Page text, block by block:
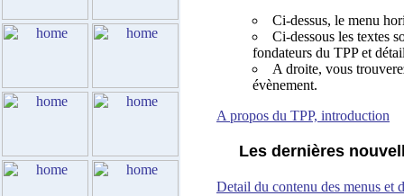
Ci-dessus, le menu
Ci-dessous les textes
fondateurs du TPP et
A droite, vous
évènement.
A propos du TPP, introduction
Les dernières
Detail du contenu des menus et